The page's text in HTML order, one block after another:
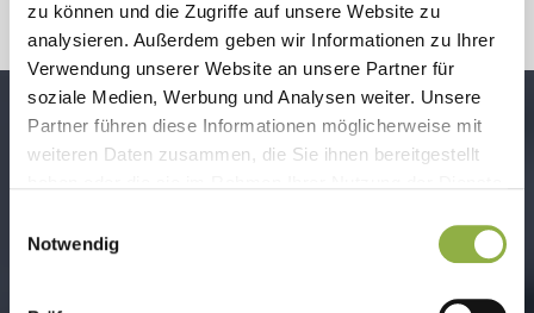
zu können und die Zugriffe auf unsere Website zu
analysieren. Außerdem geben wir Informationen zu Ihrer
Verwendung unserer Website an unsere Partner für
soziale Medien, Werbung und Analysen weiter. Unsere
Partner führen diese Informationen möglicherweise mit
weiteren Daten zusammen, die Sie ihnen bereitgestellt
Notwendig
Commerce
Sie suchen nach der All-in-One Lösung für Ihren